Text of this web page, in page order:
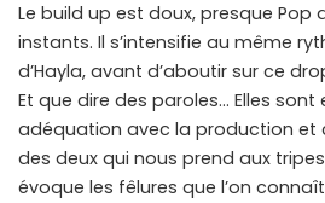
Le build up est doux, presque Pop
instants. Il s’intensifie au même
d’Hayla, avant d’aboutir sur ce
Et que dire des paroles… Elles
adéquation avec la production et
des deux qui nous prend aux
évoque les fêlures que l’on